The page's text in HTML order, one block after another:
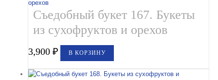
Съедобный букет 167. Букеты
из сухофруктов и орехов
3,900₽ В КОРЗИНУ